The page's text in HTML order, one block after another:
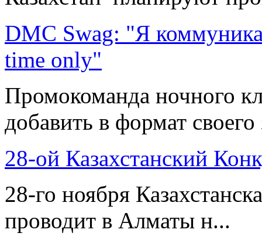
DMC Swag: "Я
time only"
Промокоманда ночного
добавить в формат своего
28-ой Казахстанский
28-го ноября
проводит в Алматы н...